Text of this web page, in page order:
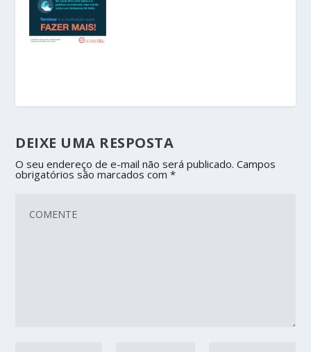
DEIXE UMA RESPOSTA
O seu endereço de e-mail não será publicado. Campos
obrigatórios são marcados com*